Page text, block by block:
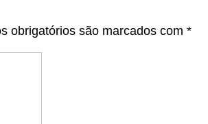
obrigatórios são marcados com *